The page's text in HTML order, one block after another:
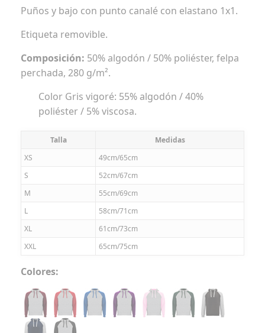
Puños y bajo con punto canalé con elastano 1x1.
Etiqueta removible.
Composición: 50% algodón / 50% poliéster, felpa
perchada, 280 g/m².
Color Gris vigoré: 55% algodón / 40%
poliéster / 5% viscosa.
Talla
Medidas
XS
49cm/65cm
S
52cm/67cm
M
55cm/69cm
L
58cm/71cm
XL
61cm/73cm
XXL
65cm/75cm
Colores: